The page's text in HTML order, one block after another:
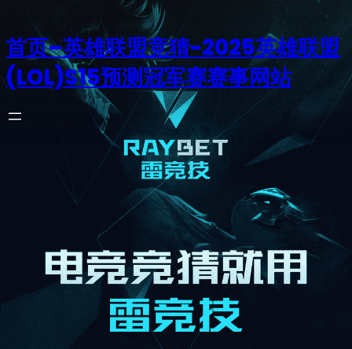
首页–英雄联盟竞猜-2025英雄联盟
(LOL)S15预测冠军赛赛事网站